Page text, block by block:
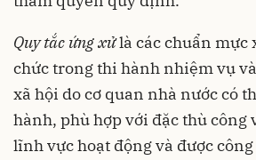
Quy tắc ứng xửlà các chuẩn mực
chức trong thi hành nhiệm vụ
xã hội do cơ quan nhà nước có
hành, phù hợp với đặc thù công
lĩnh vực hoạt động và được